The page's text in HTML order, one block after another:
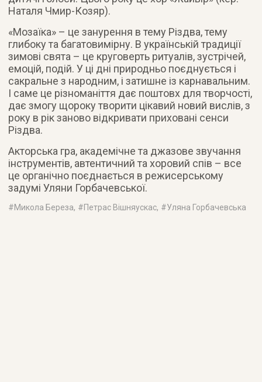
Наталя Чмир-Козяр).
«Мозаїка» – це занурення в тему Різдва, тему
глибоку та багатовимірну. В українській традиції
зимові свята – це круговерть ритуалів, зустрічей,
емоцій, подій. У ці дні природньо поєднується і
сакральне з народним, і затишне із карнавальним.
І саме це різноманіття дає поштовх для творчості,
дає змогу щороку творити цікавий новий вислів, з
року в рік заново відкривати приховані сенси
Різдва.
Акторська гра, академічне та джазове звучання
інструментів, автентичний та хоровий спів – все
це органічно поєднається в режисерському
задумі Уляни Горбачевської.
#Микола Береза, #Петрас Вішняускас, #Уляна Горбачевська